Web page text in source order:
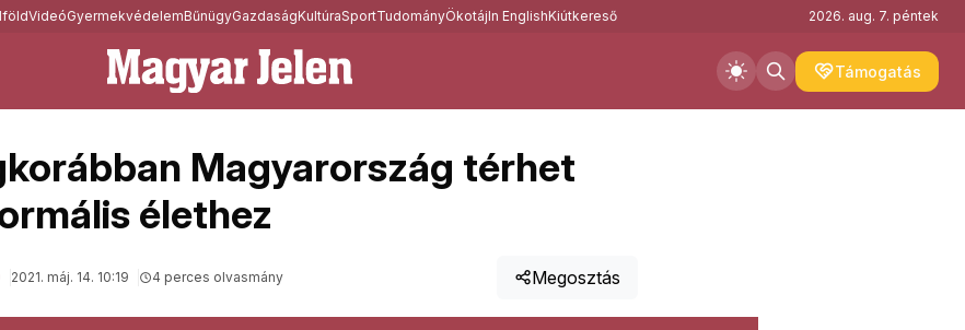
VideóGyermekvédelemBűnügyGazdaságKultúraSportTudományÖkotájIn EnglishKiútkereső 2026. aug. 7. péntek
Támogatás
Magyarország térhet
élethez
2021. máj. 14. 10:19 4 perces olvasmány Megosztás